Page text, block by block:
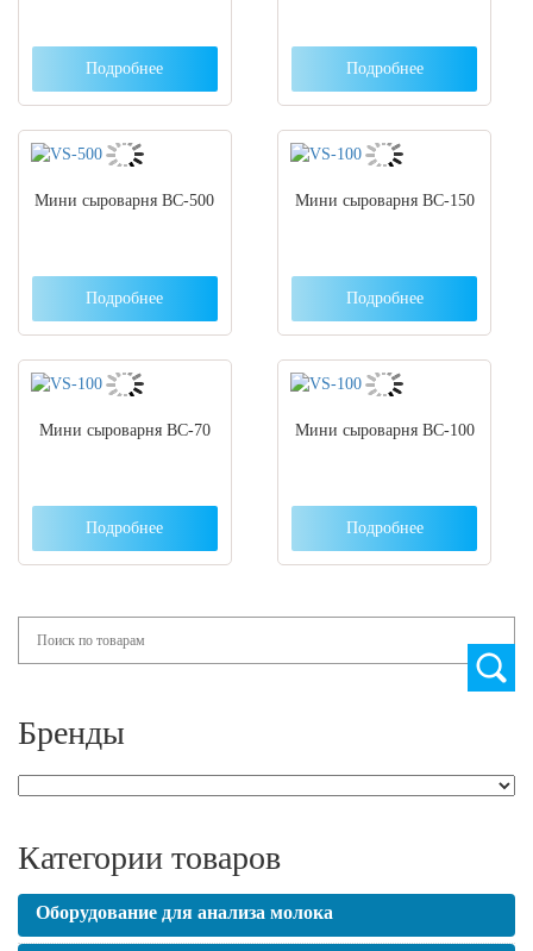
Подробнее Подробнее
Мини сыроварня ВС-500
Подробнее
Мини сыроварня ВС-150
Подробнее
Мини сыроварня ВС-70
Подробнее
Мини сыроварня ВС-100
Подробнее
Бренды
Категории товаров
Оборудование для анализа молока